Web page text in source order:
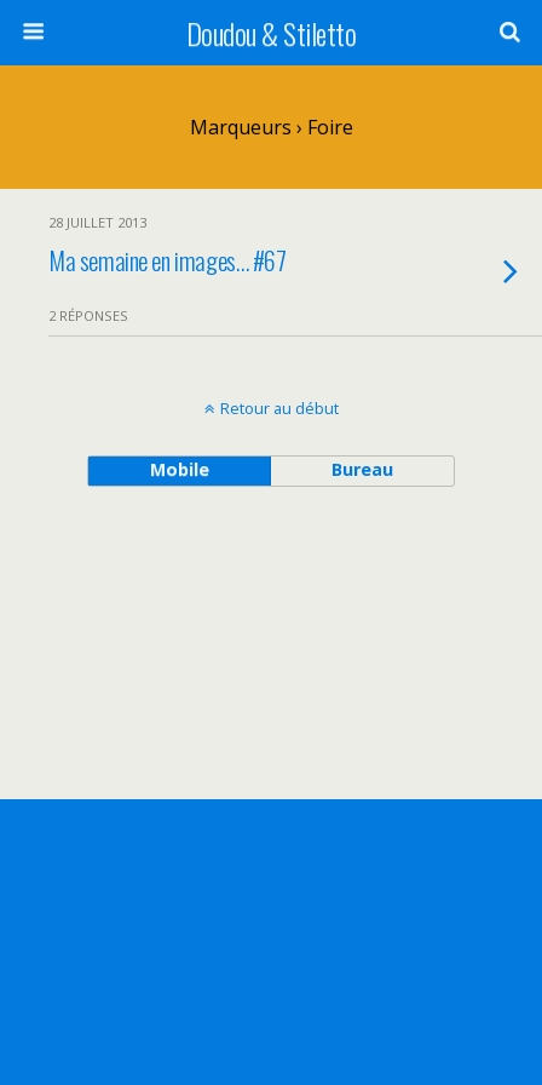
Doudou & Stiletto
Marqueurs › Foire
28 JUILLET 2013
Ma semaine en images… #67
2 RÉPONSES
Retour au début
Mobile Bureau